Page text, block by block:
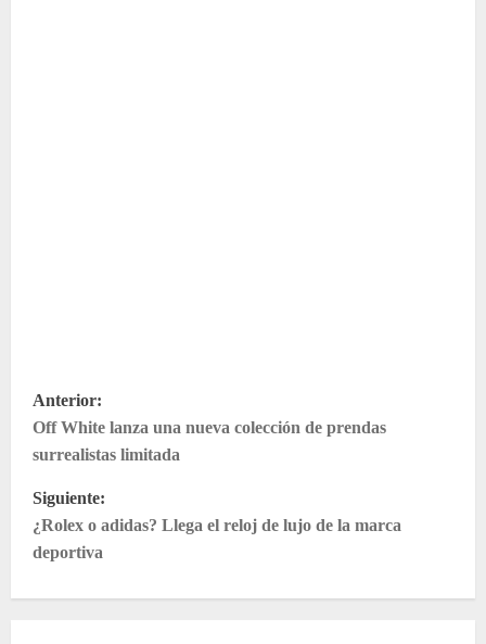
a
v
e
g
a
c
Anterior:
Off White lanza una nueva colección de prendas
surrealistas limitada
Siguiente:
¿Rolex o adidas? Llega el reloj de lujo de la marca
deportiva